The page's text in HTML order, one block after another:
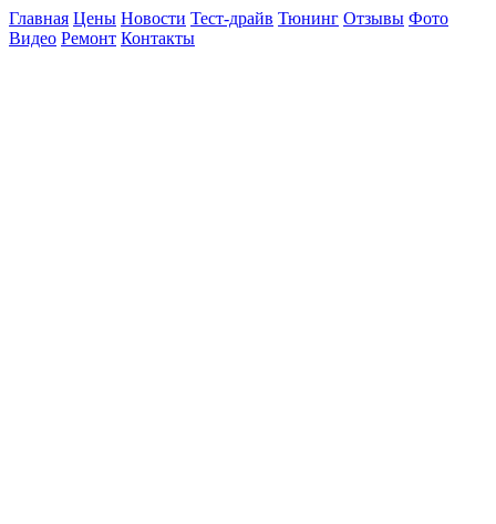
Главная Цены Новости Тест-драйв Тюнинг Отзывы Фото
Видео Ремонт Контакты